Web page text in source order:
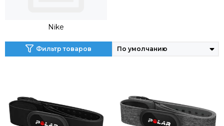
Nike
Фильтр товаров